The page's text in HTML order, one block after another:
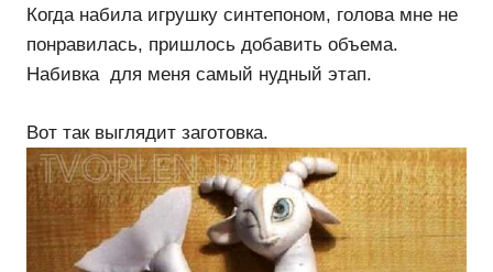
Когда набила игрушку синтепоном, голова мне не
понравилась, пришлось добавить объема.
Набивка для меня самый нудный этап.
Вот так выглядит заготовка.